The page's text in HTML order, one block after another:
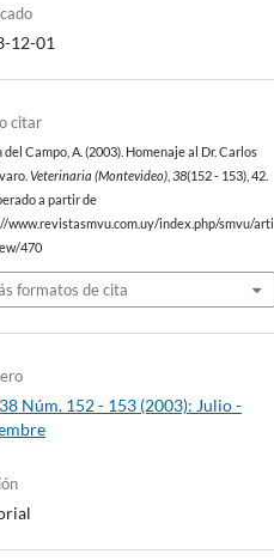
12-01
citar
del Campo, A. (2003). Homenaje al Dr. Carlos
Veterinaria (Montevideo) ,38(152 - 153), 42.
a partir de
www.revistasmvu.com.uy/index.php/smvu/arti
470
formatos de cita
Núm. 152 - 153 (2003): Julio -